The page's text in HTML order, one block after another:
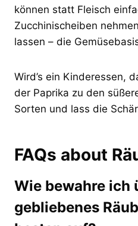
können statt Fleisch
Zucchinischeiben
lassen – die
Wird’s ein Kinderessen,
der Paprika zu den
Sorten und lass die
FAQs about
Wie bewahre ich
gebliebenes